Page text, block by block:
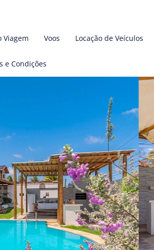
Viagem Voos Locação de Veículos
e Condições